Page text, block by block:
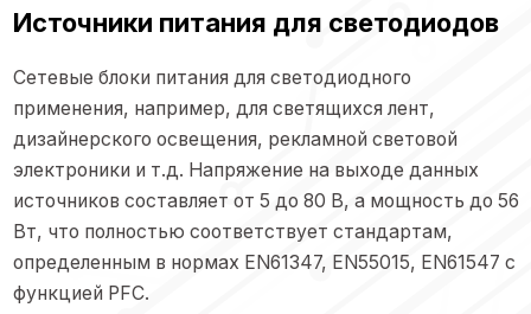
Источники питания для светодиодов
Сетевые блоки питания для светодиодного
применения, например, для светящихся лент,
дизайнерского освещения, рекламной световой
электроники и т.д. Напряжение на выходе данных
источников составляет от 5 до 80 В, а мощность до 56
Вт, что полностью соответствует стандартам,
определенным в нормах EN61347, EN55015, EN61547 с
функцией PFC.